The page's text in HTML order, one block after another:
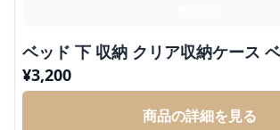
ベッド 下 収納 クリア収納ケース
¥3,200
商品の詳細を見る